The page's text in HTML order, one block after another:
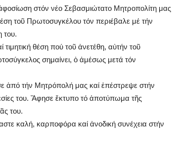
στόν νέο Σεβασμιώτατο Μητροπολίτη μας
τοῦ Πρωτοσυγκέλου τόν περιέβαλε μέ τήν
του.
θέση πού τοῦ ἀνετέθη, αὐτήν τοῦ
σημαίνει, ὁ ἀμέσως μετά τόν
ἀπό τήν Μητρόπολή μας καί ἐπέστρεψε στήν
του. Ἄφησε ἔκτυπο τό ἀποτύπωμα τῆς
του.
καλή, καρποφόρα καί ἀνοδική συνέχεια στήν